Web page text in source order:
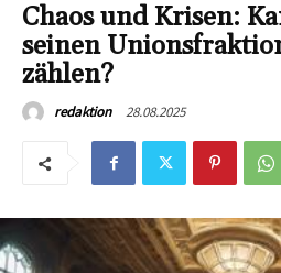
Chaos und Krisen:
seinen
zählen?
redaktion 28.08.2025